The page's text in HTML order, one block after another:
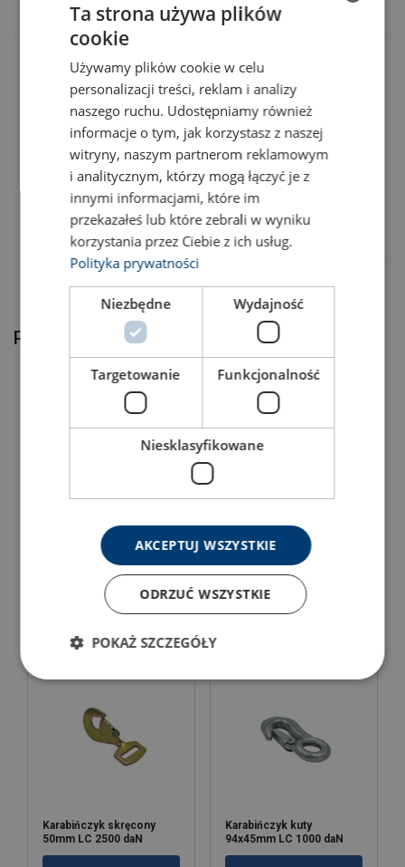
Nr artykułu Dodaj do koszyka Więcej
220000670
Produkty powiązane
Karabińczyk kuty
obrotowy 25mm LC 225
Pokaż produkt
Karabińczyk prosty
45x108mm LC 1135 daN
Pokaż produkt
Karabińczyk skręcony
50mm LC 2500 daN
Karabińczyk kuty
94x45mm LC 1000 daN
ENGLISH TRANSLATION
Ta strona używa plików
cookie
Używamy plików cookie w celu
personalizacji treści, reklam i analizy
naszego ruchu. Udostępniamy również
informacje o tym, jak korzystasz z naszej
witryny, naszym partnerom reklamowym
i analitycznym, którzy mogą łączyć je z
innymi informacjami, które im
przekazałeś lub które zebrali w wyniku
korzystania przez Ciebie z ich usług.
Polityka prywatności
Niezbędne Wydajność
Targetowanie Funkcjonalność
Niesklasyfikowane
AKCEPTUJ WSZYSTKIE
ODRZUĆ WSZYSTKIE
POKAŻ SZCZEGÓŁY